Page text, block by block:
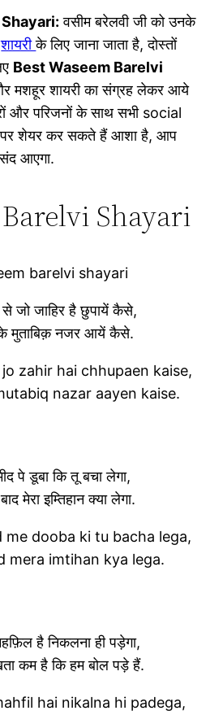
वसीम बरेलवी जी को उनके
शायरीके लिए जाना जाता है, दोस्तों
Best Waseem Barelvi
मशहूर शायरी का संग्रह लेकर आये
और परिजनों के साथ सभी social
शेयर कर सकते हैं आशा है, आप
आएगा.
Shayari
जो जाहिर है छुपायें कैसे,
के मुताबिक़ नजर आयें कैसे.
zahir hai chhupaen kaise,
nazar aayen kaise.
पे डूबा कि तू बचा लेगा,
मेरा इम्तिहान क्या लेगा.
me dooba ki tu bacha lega,
mera imtihan kya lega.
है निकलना ही पड़ेगा,
कम है कि हम बोल पड़े हैं.
hai nikalna hi padega,